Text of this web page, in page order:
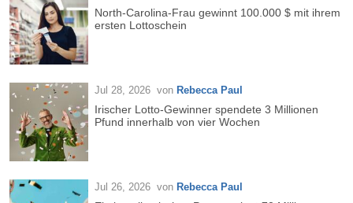
North-Carolina-Frau gewinnt 100.000 $ mit ihrem
ersten Lottoschein
Jul 28, 2026 von Rebecca Paul
Irischer Lotto-Gewinner spendete 3 Millionen
Pfund innerhalb von vier Wochen
Jul 26, 2026 von Rebecca Paul